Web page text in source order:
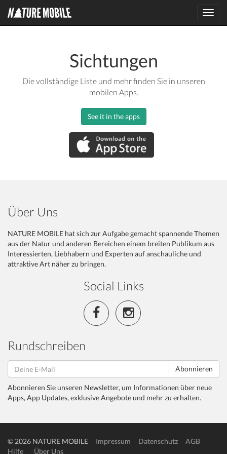
Sichtungen
Die vollständige Liste und mehr finden Sie in unseren
mobilen Apps.
See it in the apps
Über Uns
NATURE MOBILE hat sich zur Aufgabe gemacht spannende Themen
aus der Natur und anderen Bereichen einem breiten Publikum aus
Interessierten, Liebhabern und Experten auf anschauliche und
attraktive Art näher zu bringen.
Social Links
Rundschreiben
Abonnieren
Abonnieren Sie unseren Newsletter, um Informationen über neue
Apps, App Updates, exklusive Angebote und mehr zu erhalten.
© 2026 NATURE MOBILE Impressum Datenschutz
AGB
Hilfe
Über Uns